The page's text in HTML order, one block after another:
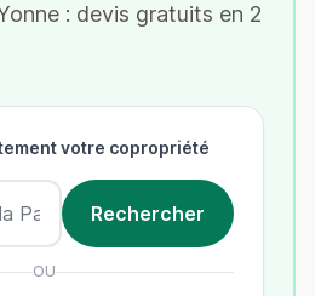
: devis gratuits en 2
votre copropriété
OU